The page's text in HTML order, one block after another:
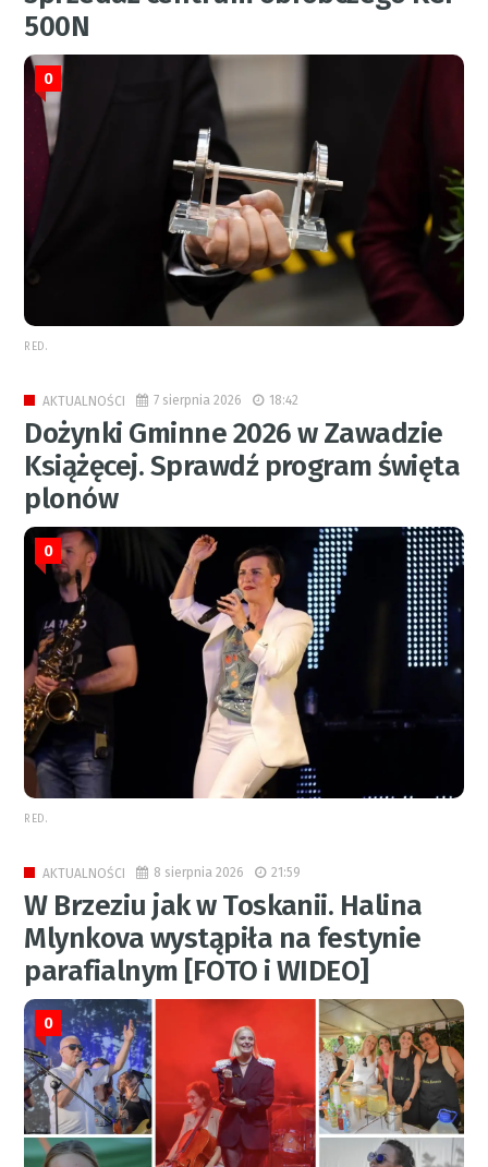
500N
0
RED.
AKTUALNOŚCI 7 sierpnia 2026 18:42
Dożynki Gminne 2026 w Zawadzie
Książęcej. Sprawdź program święta
plonów
0
RED.
AKTUALNOŚCI 8 sierpnia 2026 21:59
W Brzeziu jak w Toskanii. Halina
Mlynkova wystąpiła na festynie
parafialnym [FOTO i WIDEO]
0